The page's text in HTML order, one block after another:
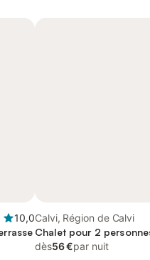
10,0Calvi, Région de Calvi
Chalet pour 2
dès56 €par nuit